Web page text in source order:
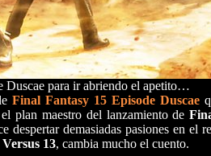
Duscae para ir abriendo el apetito…
Final Fantasy 15 Episode Duscae
plan maestro del lanzamiento de
demasiadas pasiones en el
13, cambia mucho el cuento.